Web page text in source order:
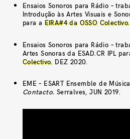
Ensaios Sonoros para Rádio –
Introdução às Artes Visuais e
para a EIRA#4 da OSSO Colectivo
Ensaios Sonoros para Rádio –
Artes Sonoras da ESAD.CR IPL
Colectivo. DEZ 2020.
EME – ESART Ensemble de
Contacto. Serralves, JUN 2019.